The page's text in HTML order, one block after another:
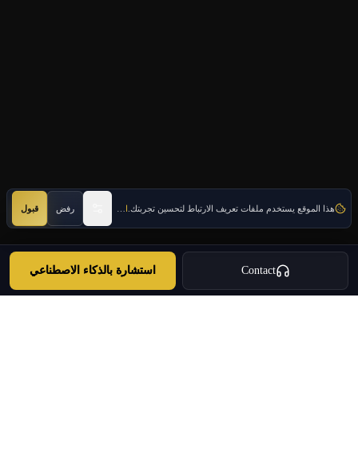
هذا الموقع يستخدم ملفات تعريف الارتباط لتحسين تجربتك. اعرف المزيد رفض قبول
Contact استشارة بالذكاء الاصطناعي